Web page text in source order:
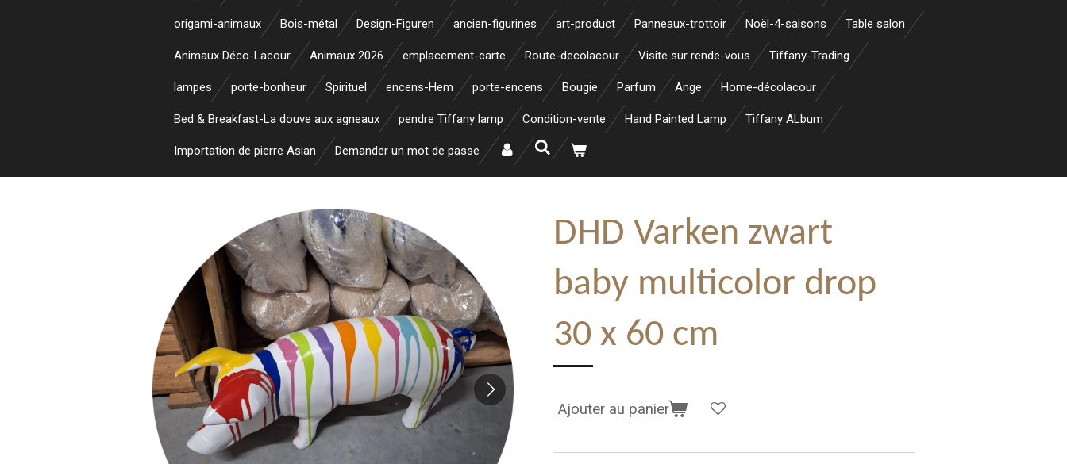
origami-animaux Bois-métal Design-Figuren ancien-figurines art-product Panneaux-trottoir Noël-4-saisons Table salon
Animaux Déco-Lacour Animaux 2026 emplacement-carte Route-decolacour Visite sur rende-vous Tiffany-Trading
lampes porte-bonheur Spirituel encens-Hem porte-encens Bougie Parfum Ange Home-décolacour
Bed & Breakfast-La douve aux agneaux pendre Tiffany lamp Condition-vente Hand Painted Lamp Tiffany ALbum
Importation de pierre Asian Demander un mot de passe
DHD Varken zwart
baby multicolor drop
30 x 60 cm
Ajouter au panier